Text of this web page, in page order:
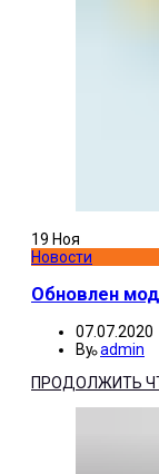
19 Ноя
Новости
Обновлен
07.07.2020
Byadmin
ПРОДОЛЖИТЬ